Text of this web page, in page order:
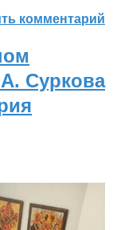
комментарий
Суркова